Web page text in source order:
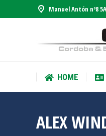
Manuel Antón nº8
HOME
ALEX
HOME